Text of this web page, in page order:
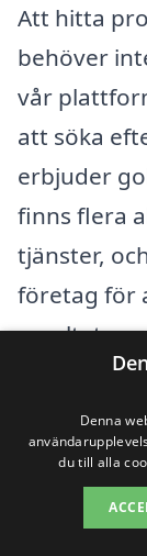
Att hitta
behöver
vår
att söka
erbjuder
finns flera
tjänster,
företag för
resultat.
Några av
där du
golvvård
Denna
du till alla